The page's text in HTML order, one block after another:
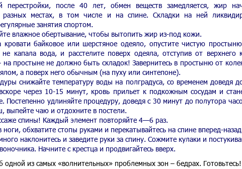
перестройки, после 40 лет, обмен веществ замедляется, жир
разных местах, в том числе и на спине. Складки на ней
занятия спортом.
влажное обертывание, чтобы вытопить жир из-под кожи.
кровати байковое или шерстяное одеяло, опустите чистую
капала вода, и расстелите поверх одеяла, отступив от верхнего
на простыне не должно быть складок! Завернитесь в простыню от
а поверх него обычным (на пуху или синтепоне).
снижайте температуру воды на полградуса, со временем доведя
через 10-15 минут, кровь прильет к подкожным сосудам и
удлиняйте процедуру, доведя с 30 минут до полутора
выпейте чаю и отдохните в постели.
спины! Каждый элемент повторяйте 4—6 раз.
ноги, обхватите стопы руками и перекатывайтесь на спине вперед-
наклонитесь и заведите руки за спину. Сожмите кулаки и
Начните с крестца и продвигайтесь вверх.
одной из самых «волнительных» проблемных зон – бедрах. Готовьтесь!